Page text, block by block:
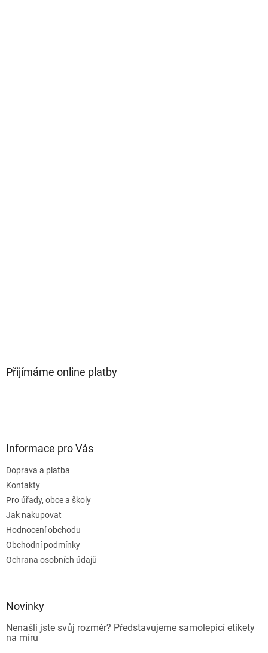
Přijímáme online platby
Informace pro Vás
Doprava a platba
Kontakty
Pro úřady, obce a školy
Jak nakupovat
Hodnocení obchodu
Obchodní podmínky
Ochrana osobních údajů
Novinky
Nenašli jste svůj rozměr? Představujeme samolepicí etikety
na míru